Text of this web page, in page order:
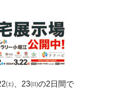
㈯、23㈰の2日間で